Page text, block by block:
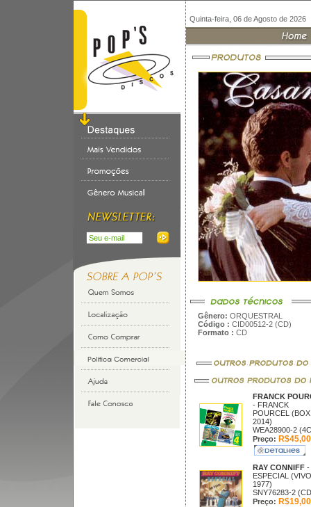
Quinta-feira, 06 de Agosto de 2026
Gênero: ORQUESTRAL
Código : CID00512-2 (CD)
Formato : CD
FRANCK
- FRANCK
POURCEL (BOX
2014)
WEA28900-2
Preço: R$45,00
RAY CONNIFF -
ESPECIAL (VIVO
1977)
SNY76283-2
Preço: R$19,00